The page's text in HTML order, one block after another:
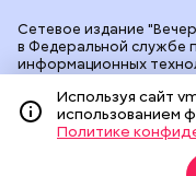
Сетевое издание
в Федеральной службе
информационных
90524 от 09.12.2025.
"Вечерняя Москва".
Геннадьевич
Бумажный пр-д, д. 14,
.
Используя сайт
использованием
Политике